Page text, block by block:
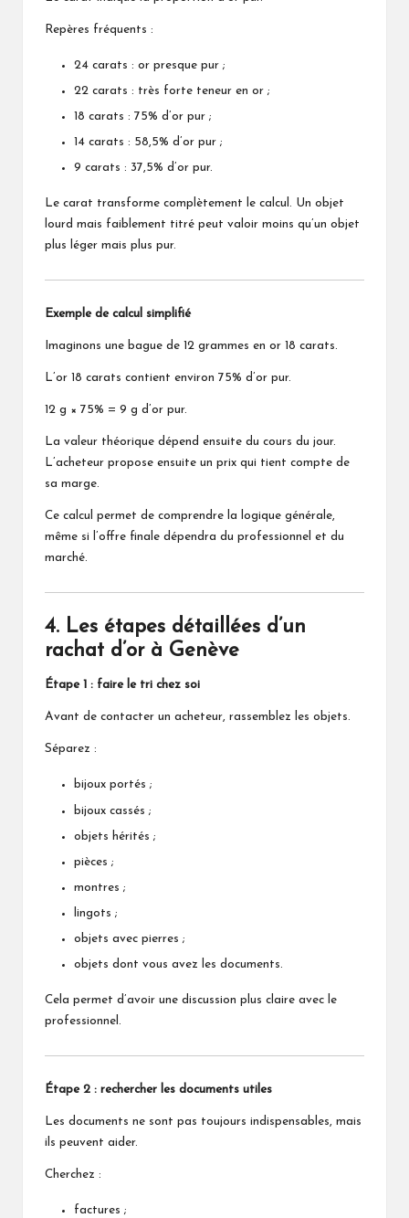
Repères fréquents :
24 carats : or presque pur ;
22 carats : très forte teneur en or ;
18 carats : 75% d’or pur ;
14 carats : 58,5% d’or pur ;
9 carats : 37,5% d’or pur.
Le carat transforme complètement le calcul. Un objet
lourd mais faiblement titré peut valoir moins qu’un objet
plus léger mais plus pur.
Exemple de calcul simplifié
Imaginons une bague de 12 grammes en or 18 carats.
L’or 18 carats contient environ 75% d’or pur.
12 g × 75% = 9 g d’or pur.
La valeur théorique dépend ensuite du cours du jour.
L’acheteur propose ensuite un prix qui tient compte de
sa marge.
Ce calcul permet de comprendre la logique générale,
même si l’offre finale dépendra du professionnel et du
marché.
4. Les étapes détaillées d’un
rachat d’or à Genève
Étape 1 : faire le tri chez soi
Avant de contacter un acheteur, rassemblez les objets.
Séparez :
bijoux portés ;
bijoux cassés ;
objets hérités ;
pièces ;
montres ;
lingots ;
objets avec pierres ;
objets dont vous avez les documents.
Cela permet d’avoir une discussion plus claire avec le
professionnel.
Étape 2 : rechercher les documents utiles
Les documents ne sont pas toujours indispensables, mais
ils peuvent aider.
Cherchez :
factures ;